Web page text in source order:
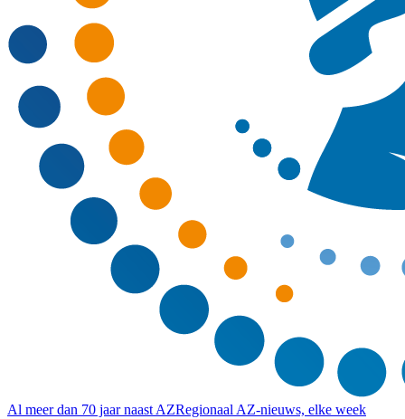
Al meer dan 70 jaar naast AZRegionaal AZ-nieuws, elke week